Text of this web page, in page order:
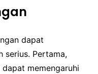
dapat
serius. Pertama,
memengaruhi